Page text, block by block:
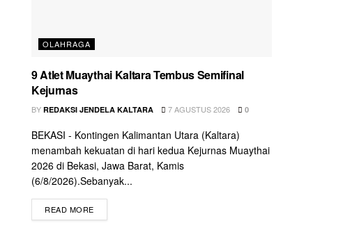
OLAHRAGA
9 Atlet Muaythai Kaltara Tembus Semifinal
Kejurnas
BY REDAKSI JENDELA KALTARA 7 AGUSTUS 2026 0
BEKASI - Kontingen Kalimantan Utara (Kaltara)
menambah kekuatan di hari kedua Kejurnas Muaythai
2026 di Bekasi, Jawa Barat, Kamis
(6/8/2026).Sebanyak...
READ MORE